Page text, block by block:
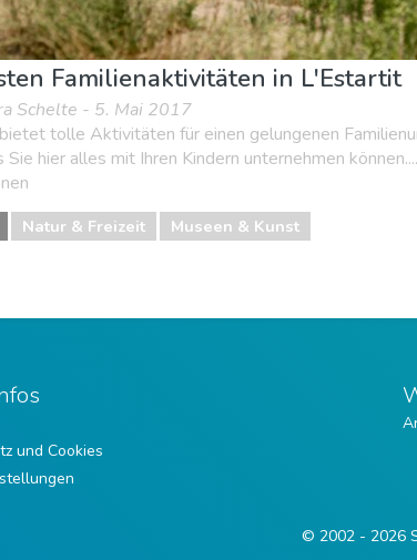
Familienaktivitäten in L'Estartit
Schelte - 5. Mai 2017
tolle Aktivitäten für einen gelungenen
Sie hier alles mit Ihren Kindern unternehmen
Natur & Freizeit Museen & Kunst
und Cookies
© 2002 - 2026